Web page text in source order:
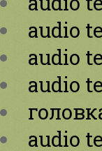
audio
audio
audio
audio